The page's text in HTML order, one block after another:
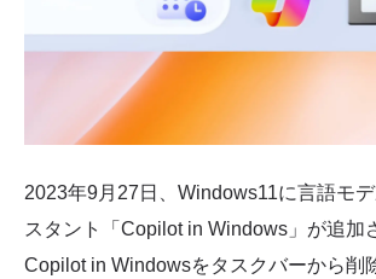
2023年9月27日、Windows11に言語モ
スタント「Copilot in Windows」が追加
Copilot in Windowsをタスクバーから削